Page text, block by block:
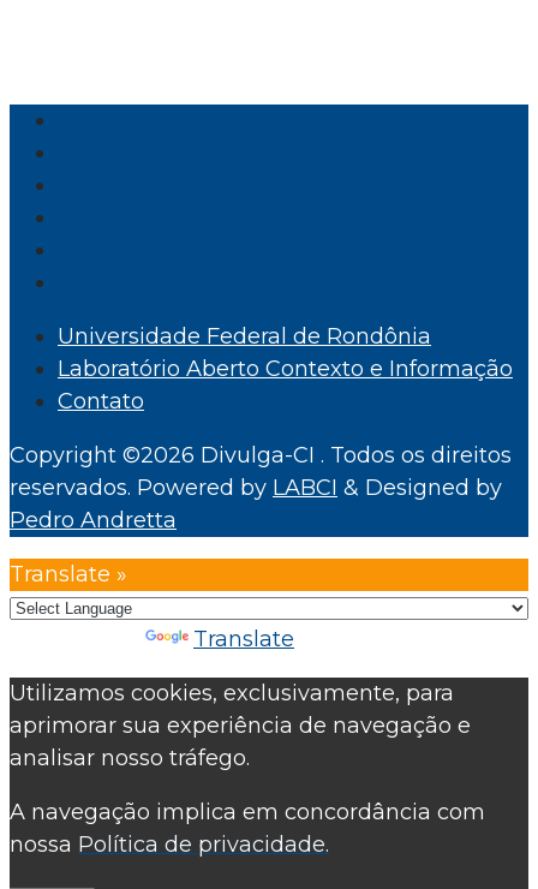
Universidade Federal de Rondônia
Laboratório Aberto Contexto e Informação
Contato
Copyright ©2026 Divulga-CI . Todos os direitos
reservados. Powered by LABCI & Designed by
Pedro Andretta
Translate »
Translate
Utilizamos cookies, exclusivamente, para
aprimorar sua experiência de navegação e
analisar nosso tráfego.
A navegação implica em concordância com
nossa Política de privacidade.